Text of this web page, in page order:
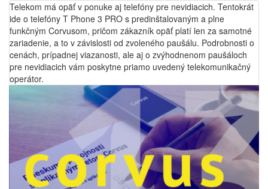
Telekom má opäť v ponuke aj telefóny pre nevidiacich. Tentokrát
ide o telefóny T Phone 3 PRO s predinštalovaným a plne
funkčným Corvusom, pričom zákazník opäť platí len za samotné
zariadenie, a to v závislosti od zvoleného paušálu. Podrobnosti o
cenách, prípadnej viazanosti, ale aj o zvýhodnenom paušáloch
pre nevidiacich vám poskytne priamo uvedený telekomunikačný
operátor.